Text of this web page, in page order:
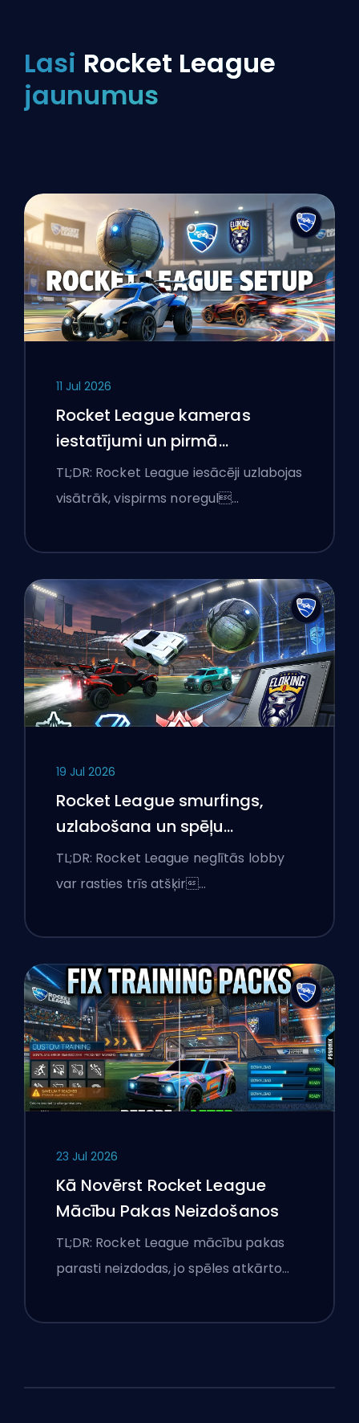
Lasi Rocket League
jaunumus
11 Jul 2026
Rocket League kameras
iestatījumi un pirmā
apmācību rutīna
TL;DR: Rocket League iesācēji uzlabojas
visātrāk, vispirms noregul…
19 Jul 2026
Rocket League smurfings,
uzlabošana un spēļu
saskaņošana explained
TL;DR: Rocket League neglītās lobby
var rasties trīs atšķir…
23 Jul 2026
Kā Novērst Rocket League
Mācību Pakas Neizdošanos
TL;DR: Rocket League mācību pakas
parasti neizdodas, jo spēles atkārto…